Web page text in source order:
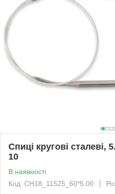
Спиці кругові сталеві,
10
В наявності
Код: CH18_11525_60*5.00